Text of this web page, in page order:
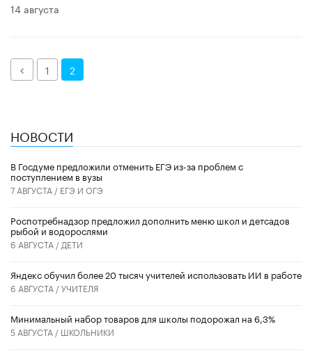
14 августа
Назад1 2
НОВОСТИ
В Госдуме предложили отменить ЕГЭ из-за проблем с
поступлением в вузы
7 АВГУСТА / ЕГЭ И ОГЭ
Роспотребнадзор предложил дополнить меню школ и детсадов
рыбой и водорослями
6 АВГУСТА / ДЕТИ
​Яндекс обучил более 20 тысяч учителей использовать ИИ в работе
6 АВГУСТА /УЧИТЕЛЯ
Минимальный набор товаров для школы подорожал на 6,3%
5 АВГУСТА / ШКОЛЬНИКИ